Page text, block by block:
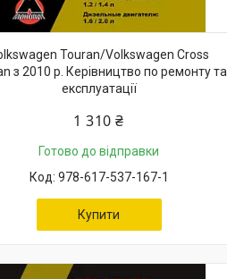
Touran/Volkswagen Cross
з 2010 р. Керівництво по ремонту та
експлуатації
1 310 ₴
Готово до відправки
978-617-537-167-1
Купити